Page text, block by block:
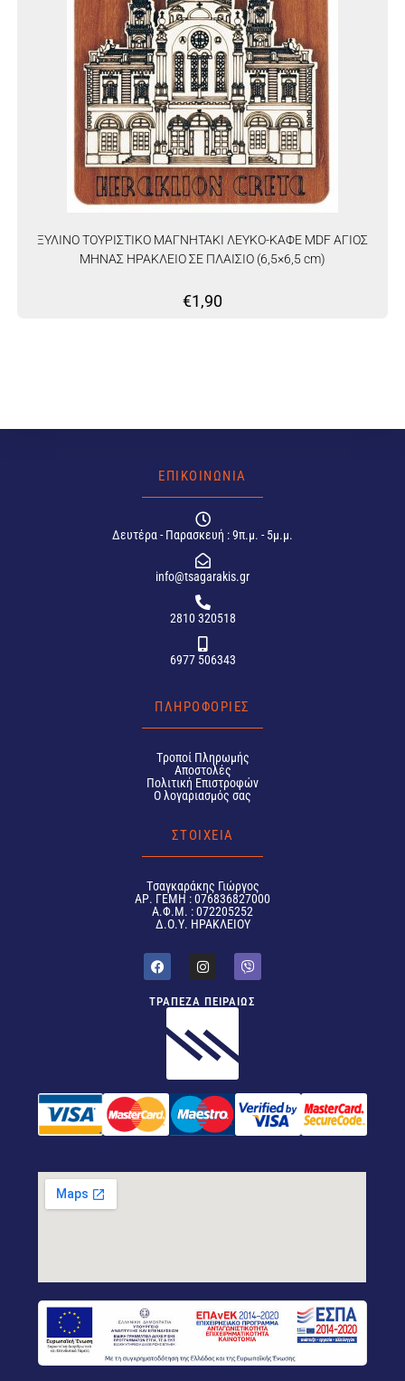
ΞΥΛΙΝΟ ΤΟΥΡΙΣΤΙΚΟ ΜΑΓΝΗΤΑΚΙ ΛΕΥΚΟ-ΚΑΦΕ MDF ΑΓΙΟΣ
ΜΗΝΑΣ ΗΡΑΚΛΕΙΟ ΣΕ ΠΛΑΙΣΙΟ (6,5×6,5 cm)
€1,90
ΕΠΙΚΟΙΝΩΝΙΑ
Δευτέρα - Παρασκευή : 9π.μ. - 5μ.μ.
info@tsagarakis.gr
2810 320518
6977 506343
ΠΛΗΡΟΦΟΡΙΕΣ
Tροποί Πληρωμής
Αποστολές
Πολιτική Επιστροφών
Ο λογαριασμός σας
ΣΤΟΙΧΕΙΑ
Tσαγκαράκης Γιώργος
ΑΡ. ΓΕΜΗ : 076836827000
Α.Φ.Μ. : 072205252
Δ.Ο.Υ. ΗΡΑΚΛΕΙΟΥ
ΤΡΑΠΕΖΑ ΠΕΙΡΑΙΩΣ